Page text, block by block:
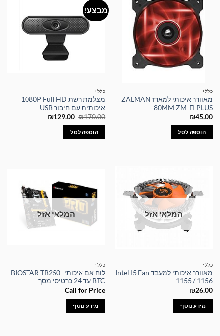
כללי
מאוורר איכותי למארז ZALMAN
80MM ZM-FI PLUS
₪45.00
הוספה לסל
מבצע!
כללי
מצלמת רשת 1080P Full HD
איכותית עם חיבור USB
₪170.00
המחיר
היה:
₪170.00.
₪129.00
המחיר
הוספה לסל
המלאי אזל
כללי
מאוורר איכותי למעבד Intel I5 Fan
1155 / 1156
₪26.00
מידע נוסף
המלאי אזל
כללי
לוח אם איכותי BIOSTAR TB250-
BTC עד 24 כרטיסי מסך
Call for Price
מידע נוסף